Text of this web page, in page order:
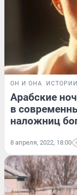
ОН И ОНА ИСТОРИИ
Арабские
в
наложниц
8 апреля, 2022, 18:00